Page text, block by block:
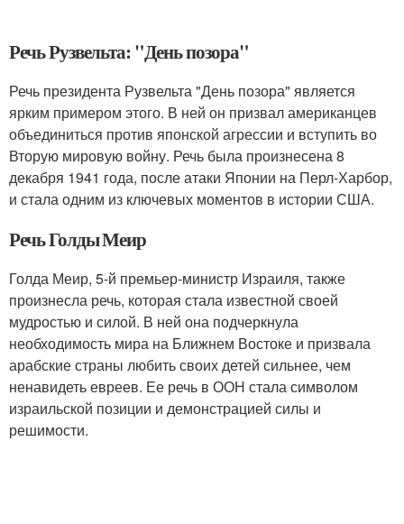
Речь Рузвельта: "День позора"
Речь президента Рузвельта "День позора" является
ярким примером этого. В ней он призвал американцев
объединиться против японской агрессии и вступить во
Вторую мировую войну. Речь была произнесена 8
декабря 1941 года, после атаки Японии на Перл-Харбор,
и стала одним из ключевых моментов в истории США.
Речь Голды Меир
Голда Меир, 5-й премьер-министр Израиля, также
произнесла речь, которая стала известной своей
мудростью и силой. В ней она подчеркнула
необходимость мира на Ближнем Востоке и призвала
арабские страны любить своих детей сильнее, чем
ненавидеть евреев. Ее речь в ООН стала символом
израильской позиции и демонстрацией силы и
решимости.